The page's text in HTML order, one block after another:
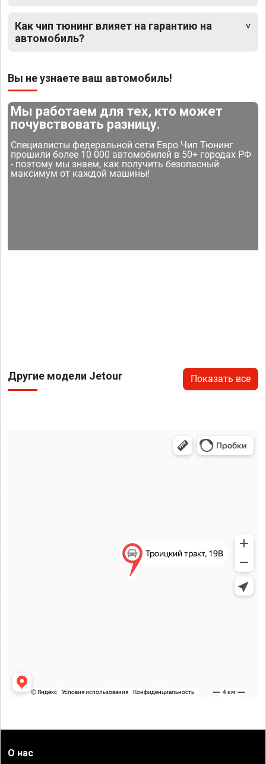
Как чип тюнинг влияет на гарантию на
автомобиль?
Вы не узнаете ваш автомобиль!
Мы работаем для тех, кто может
почувствовать разницу.
Специалисты федеральной сети Евро Чип Тюнинг
прошили более 10 000 автомобилей в 50+ городах РФ
- поэтому мы знаем, как получить безопасный
максимум от каждой машины!
Другие модели Jetour Показать все
О нас